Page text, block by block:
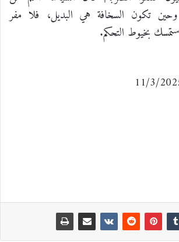
تكون السخافة هي البديل، فلا مفر
بخيوط التحكم.